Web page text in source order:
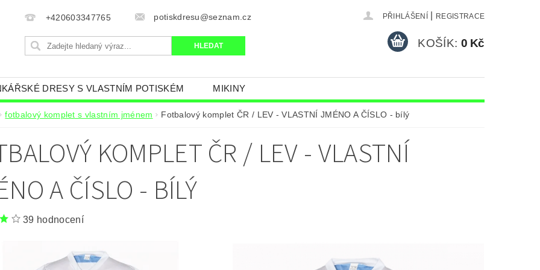
+420603347765 potiskdresu@seznam.cz PŘIHLÁŠENÍ REGISTRACE
KOŠÍK: 0 Kč
DRESY S VLASTNÍM POTISKÉM MIKINY
FOTBALOVÝ KOMPLET S VLASTNÍM JMÉNEM HOKEJOVÉ DRESY FAN
KŠILTOVKA A ČEPICE KLUBY FOTBALOVÉ DRESY
TABULKA OBCHODNÍ PODMÍNKY
fotbalový komplet s vlastním jménem Fotbalový komplet ČR / LEV - VLASTNÍ JMÉNO A ČÍSLO - bílý
KOMPLET ČR / LEV - VLASTNÍ
A ČÍSLO - BÍLÝ
39 hodnocení